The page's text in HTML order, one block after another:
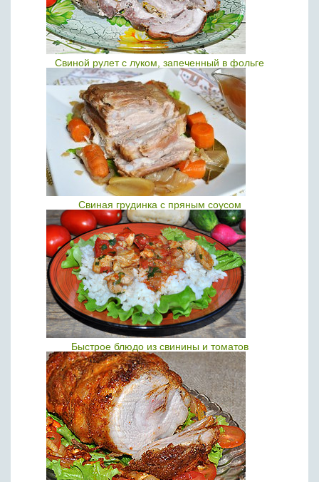
Свиной рулет с луком, запеченный в фольге
Свиная грудинка с пряным соусом
Быстрое блюдо из свинины и томатов